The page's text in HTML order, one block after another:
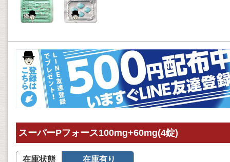
スーパーPフォース100mg+60mg(4錠)
在庫状態 在庫有り